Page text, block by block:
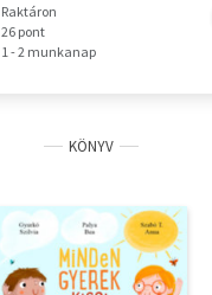
Raktáron
26 pont
1 - 2 munkanap
KÖNYV